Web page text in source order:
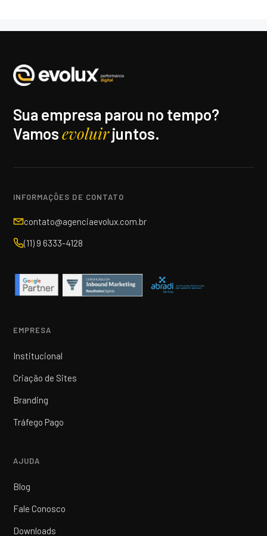
Sua empresa parou no tempo?
Vamosevoluirjuntos.
INFORMAÇÕES DE CONTATO
contato@agenciaevolux.com.br
(11) 9 6333-4128
EMPRESA
Institucional
Criação de Sites
Branding
Tráfego Pago
AJUDA
Blog
Fale Conosco
Downloads